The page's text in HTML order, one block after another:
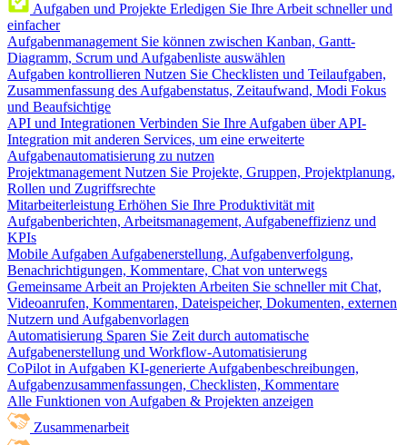
Aufgaben und Projekte Erledigen Sie Ihre Arbeit schneller und
einfacher
Aufgabenmanagement Sie können zwischen Kanban, Gantt-
Diagramm, Scrum und Aufgabenliste auswählen
Aufgaben kontrollieren Nutzen Sie Checklisten und Teilaufgaben,
Zusammenfassung des Aufgabenstatus, Zeitaufwand, Modi Fokus
und Beaufsichtige
API und Integrationen Verbinden Sie Ihre Aufgaben über API-
Integration mit anderen Services, um eine erweiterte
Aufgabenautomatisierung zu nutzen
Projektmanagement Nutzen Sie Projekte, Gruppen, Projektplanung,
Rollen und Zugriffsrechte
Mitarbeiterleistung Erhöhen Sie Ihre Produktivität mit
Aufgabenberichten, Arbeitsmanagement, Aufgabeneffizienz und
KPIs
Mobile Aufgaben Aufgabenerstellung, Aufgabenverfolgung,
Benachrichtigungen, Kommentare, Chat von unterwegs
Gemeinsame Arbeit an Projekten Arbeiten Sie schneller mit Chat,
Videoanrufen, Kommentaren, Dateispeicher, Dokumenten, externen
Nutzern und Aufgabenvorlagen
Automatisierung Sparen Sie Zeit durch automatische
Aufgabenerstellung und Workflow-Automatisierung
CoPilot in Aufgaben KI-generierte Aufgabenbeschreibungen,
Aufgabenzusammenfassungen, Checklisten, Kommentare
Alle Funktionen von Aufgaben & Projekten anzeigen
Zusammenarbeit